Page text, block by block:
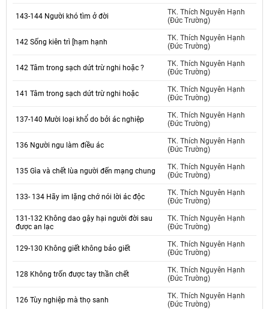
143-144 Người khó tìm ở đời
TK. Thích Nguyên Hạnh
(Đức Trường)
142 Sống kiên trì [hạm hạnh
TK. Thích Nguyên Hạnh
(Đức Trường)
142 Tâm trong sạch dứt trừ nghi hoặc ?
TK. Thích Nguyên Hạnh
(Đức Trường)
141 Tâm trong sạch dứt trừ nghi hoặc
TK. Thích Nguyên Hạnh
(Đức Trường)
137-140 Mười loại khổ do bởi ác nghiệp
TK. Thích Nguyên Hạnh
(Đức Trường)
136 Người ngu làm điều ác
TK. Thích Nguyên Hạnh
(Đức Trường)
135 Gìa và chết lùa người đến mạng chung
TK. Thích Nguyên Hạnh
(Đức Trường)
133- 134 Hãy im lặng chớ nói lời ác độc
TK. Thích Nguyên Hạnh
(Đức Trường)
131-132 Không dao gậy hại người đời sau
được an lạc
TK. Thích Nguyên Hạnh
(Đức Trường)
129-130 Không giết không bảo giết
TK. Thích Nguyên Hạnh
(Đức Trường)
128 Không trốn được tay thần chết
TK. Thích Nguyên Hạnh
(Đức Trường)
126 Tùy nghiệp mà thọ sanh
TK. Thích Nguyên Hạnh
(Đức Trường)